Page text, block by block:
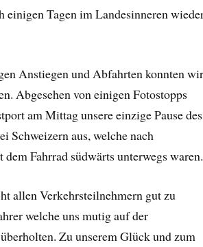
einigen Tagen im Landesinneren
Anstiegen und Abfahrten konnten wir
Abgesehen von einigen Fotostopps
am Mittag unsere einzige Pause des
Schweizern aus, welche nach
Fahrrad südwärts unterwegs waren.
allen Verkehrsteilnehmern gut zu
welche uns mutig auf der
Zu unserem Glück und zum